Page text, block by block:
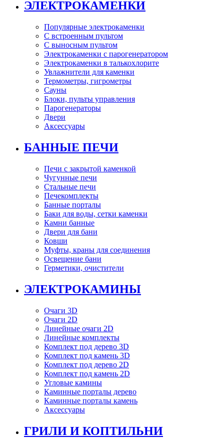
ЭЛЕКТРОКАМЕНКИ
Популярные электрокаменки
С встроенным пультом
С выносным пультом
Электрокаменки с парогенератором
Электрокаменки в талькохлорите
Увлажнители для каменки
Термометры, гигрометры
Сауны
Блоки, пульты управления
Парогенераторы
Двери
Аксессуары
БАННЫЕ ПЕЧИ
Печи с закрытой каменкой
Чугунные печи
Стальные печи
Печекомплекты
Банные порталы
Баки для воды, сетки каменки
Камни банные
Двери для бани
Ковши
Муфты, краны для соединения
Освещение бани
Герметики, очистители
ЭЛЕКТРОКАМИНЫ
Очаги 3D
Очаги 2D
Линейные очаги 2D
Линейные комплекты
Комплект под дерево 3D
Комплект под камень 3D
Комплект под дерево 2D
Комплект под камень 2D
Угловые камины
Каминные порталы дерево
Каминные порталы камень
Аксессуары
ГРИЛИ И КОПТИЛЬНИ